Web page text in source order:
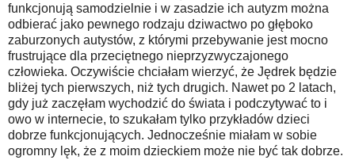
funkcjonują samodzielnie i w zasadzie ich autyzm można
odbierać jako pewnego rodzaju dziwactwo po głęboko
zaburzonych autystów, z którymi przebywanie jest mocno
frustrujące dla przeciętnego nieprzyzwyczajonego
człowieka. Oczywiście chciałam wierzyć, że Jędrek będzie
bliżej tych pierwszych, niż tych drugich. Nawet po 2 latach,
gdy już zaczęłam wychodzić do świata i podczytywać to i
owo w internecie, to szukałam tylko przykładów dzieci
dobrze funkcjonujących. Jednocześnie miałam w sobie
ogromny lęk, że z moim dzieckiem może nie być tak dobrze.